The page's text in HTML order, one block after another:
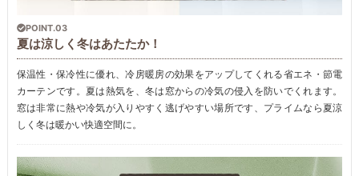
POINT.03
夏は涼しく冬はあたたか！
保温性・保冷性に優れ、冷房暖房の効果をアップしてくれる省エネ・節電
カーテンです。夏は熱気を、冬は窓からの冷気の侵入を防いでくれます。
窓は非常に熱や冷気が入りやすく逃げやすい場所です、プライムなら夏涼
しく冬は暖かい快適空間に。